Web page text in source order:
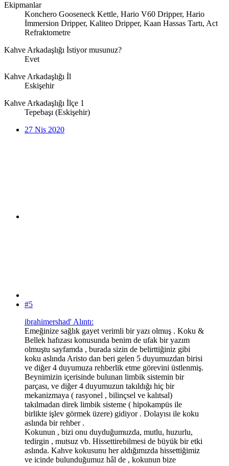
Ekipmanlar
Konchero Gooseneck Kettle, Hario V60 Dripper, Hario
İmmersion Dripper, Kaliteo Dripper, Kaan Hassas Tartı, Act
Refraktometre
Kahve Arkadaşlığı İstiyor musunuz?
Evet
Kahve Arkadaşlığı İl
Eskişehir
Kahve Arkadaşlığı İlçe 1
Tepebaşı (Eskişehir)
27 Nis 2020
#5
ibrahimershad' Alıntı:
Emeğinize sağlık gayet verimli bir yazı olmuş . Koku &
Bellek hafızası konusunda benim de ufak bir yazım
olmuştu sayfamda , burada sizin de belirttiğiniz gibi
koku aslında Aristo dan beri gelen 5 duyumuzdan birisi
ve diğer 4 duyumuza rehberlik etme görevini üstlenmiş.
Beynimizin içerisinde bulunan limbik sistemin bir
parçası, ve diğer 4 duyumuzun takıldığı hiç bir
mekanizmaya ( rasyonel , bilinçsel ve kalıtsal)
takılmadan direk limbik sisteme ( hipokampüs ile
birlikte işlev görmek üzere) gidiyor . Dolayısı ile koku
aslında bir rehber .
Kokunun , bizi onu duyduğumuzda, mutlu, huzurlu,
tedirgin , mutsuz vb. Hissettirebilmesi de büyük bir etki
aslında. Kahve kokusunu her aldığımızda hissettiğimiz
ve icinde bulunduğumuz hâl de , kokunun bize